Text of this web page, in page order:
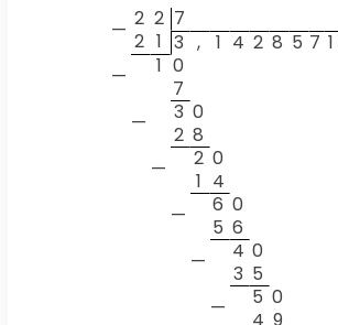
— 2 2 7
2 1 3 , 1 4 2 8 5 7 1
—
1 0
7
—
3 0
2 8
—
2 0
1 4
—
6 0
5 6
—
4 0
3 5
—
5 0